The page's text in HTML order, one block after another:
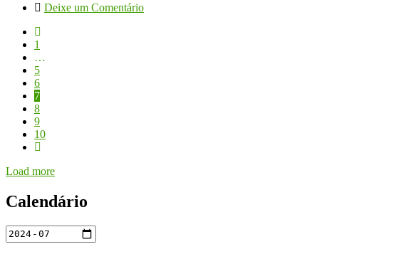
Deixe um Comentário
1
…
5
6
7
8
9
10
Load more
Calendário